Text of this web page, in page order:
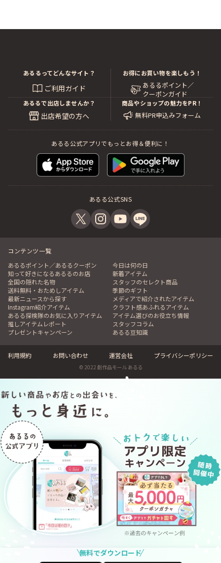
あるるってどんなサイト？
ご利用ガイド
お得にお買い物を楽しもう！
あるるポイント／
クーポンガイド
あるるで出店しませんか？
出店希望の方へ
商品やショップの魅力をPR！
無料PR申込みフォーム
あるる公式アプリでもっとお得＆便利に！
あるる公式SNS
コンテンツ一覧
あるるポイント／あるるクーポン
今日は何の日
知って好きになるあるるのお店
新着アイテム
全国の隠れた名物
スタッフのセレクト商品
送料無料・おためしアイテム
季節のギフト
最新ニュースから探す
メディアで紹介されたアイテム
Instagram紹介アイテム
クラフト感あふれるアイテム
あるる探検隊のお気に入りアイテム
アイテム選びのお役立ち情報
推しアイテムレポート
スタッフコラム
プレゼントキャンペーン
あるる豆知識
利用規約 お問い合わせ 運営会社 プライバシーポリシー
© 2022 創作品モール あるる
無料でダウンロード